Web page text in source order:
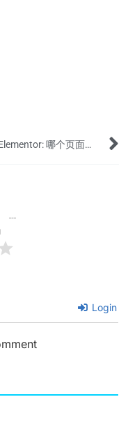
Divi和Elementor: 哪个页面构建器更适合2024年?
Login